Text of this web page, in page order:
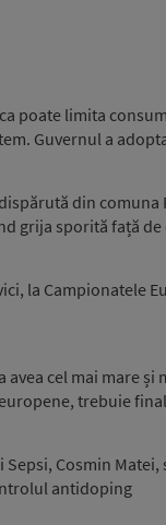
poate limita
Guvernul a
din
grija sporită față de
la Campionatele
avea cel mai mare
trebuie
Sepsi, Cosmin
antidoping